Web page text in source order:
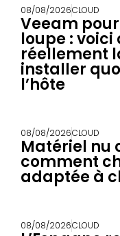
08/08/2026CLOUD
Veeam
loupe :
réellement
installer
l’hôte
08/08/2026CLOUD
Matériel nu
comment
adaptée à
08/08/2026CLOUD